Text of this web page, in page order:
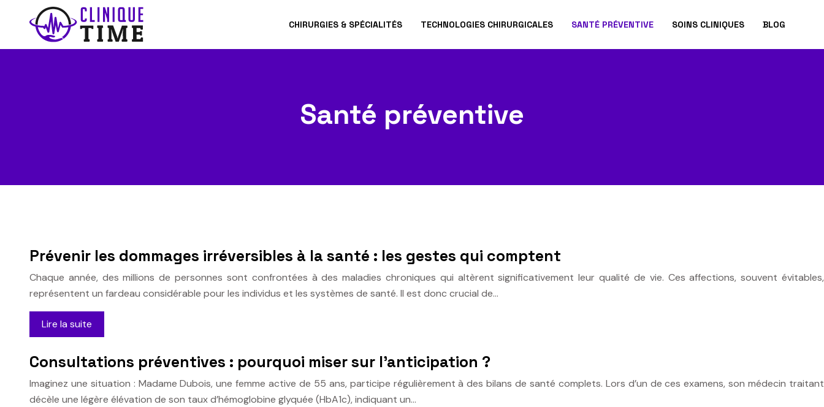
CHIRURGIES & SPÉCIALITÉS TECHNOLOGIES CHIRURGICALES SANTÉ PRÉVENTIVE SOINS CLINIQUES BLOG
Santé préventive
Prévenir les dommages irréversibles à la santé : les gestes qui comptent
Chaque année, des millions de personnes sont confrontées à des maladies chroniques qui altèrent significativement leur qualité de vie. Ces affections, souvent évitables,
représentent un fardeau considérable pour les individus et les systèmes de santé. Il est donc crucial de…
Lire la suite
Consultations préventives : pourquoi miser sur l’anticipation ?
Imaginez une situation : Madame Dubois, une femme active de 55 ans, participe régulièrement à des bilans de santé complets. Lors d’un de ces examens, son médecin traitant
décèle une légère élévation de son taux d’hémoglobine glyquée (HbA1c), indiquant un…